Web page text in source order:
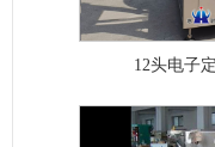
12头电子